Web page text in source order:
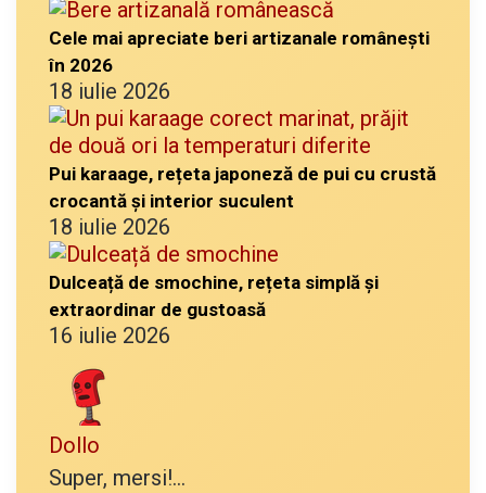
Cele mai apreciate beri artizanale românești
în 2026
18 iulie 2026
Pui karaage, rețeta japoneză de pui cu crustă
crocantă și interior suculent
18 iulie 2026
Dulceață de smochine, rețeta simplă și
extraordinar de gustoasă
16 iulie 2026
Dollo
Super, mersi!...